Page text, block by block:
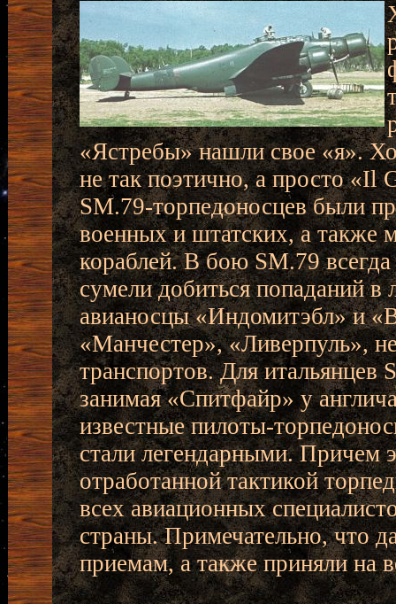
«Ястребы» нашли свое «я».
не так поэтично, а просто «Il
SM.79-торпедоносцев были
военных и штатских, а также
кораблей. В бою SM.79
сумели добиться попаданий
авианосцы «Индомитэбл» и
«Манчестер», «Ливерпуль»,
транспортов. Для итальянцев
занимая «Спитфайр» у
известные пилоты-
стали легендарными. Причем
отработанной тактикой
всех авиационных
страны. Примечательно, что
приемам, а также приняли на